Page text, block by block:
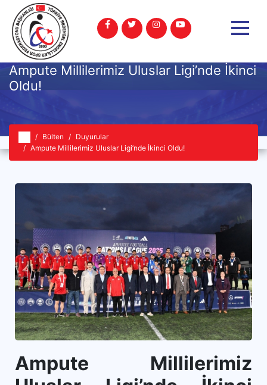
Ampute Millilerimiz Uluslar Ligi’nde İkinci
Oldu!
Bülten
Duyurular
Ampute Millilerimiz Uluslar Ligi’nde İkinci Oldu!
Ampute Millilerimiz